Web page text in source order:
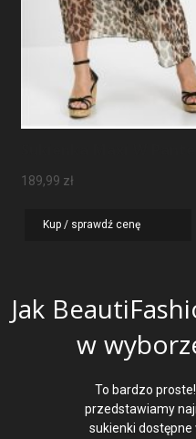
189,99 zł
Kup / sprawdź cenę
Jak
w
To bardzo
przedstawiamy
sukienki dostępne